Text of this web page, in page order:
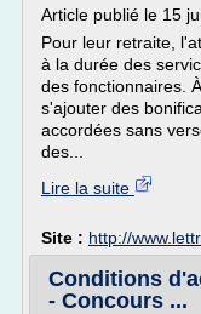
Article publié le 15
Pour leur retraite,
à la durée des
des fonctionnaires.
s'ajouter des
accordées sans
des...
Lire la suite
Site : http://
Conditions
- Concours ...